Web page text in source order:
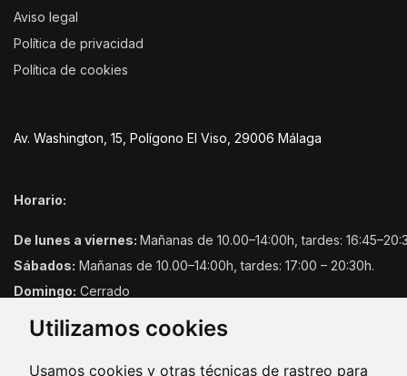
Utilizamos cookies
Usamos cookies y otras técnicas de rastreo para
Aviso legal
Política de privacidad
Política de cookies
Av. Washington, 15, Polígono El Viso, 29006 Málaga
Horario:
De lunes a viernes: Mañanas de 10.00–14:00h, tardes:
Sábados: Mañanas de 10.00–14:00h, tardes: 17:00 – 20:30h.
Domingo: Cerrado